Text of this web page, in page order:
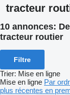
tracteur
10 annonces:
tracteur routier
Filtre
Trier: Mise en ligne
Mise en ligne Par
plus récentes en